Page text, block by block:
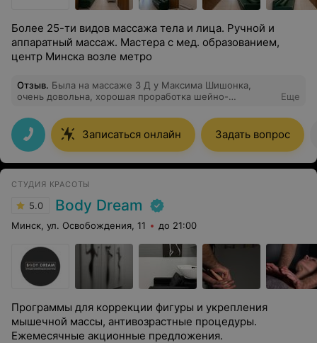
Более 25-ти видов массажа тела и лица. Ручной и
аппаратный массаж. Мастера с мед. образованием,
центр Минска возле метро
Отзыв. Была на массаже 3 Д у Максима Шишонка,
очень довольна, хорошая проработка шейно-
массажем головы и массажем лица дают потрясающий
эффект, после массажа лицо свежее и гладкое,
благодарю за труд!
Еще
Записаться онлайн Задать вопрос
СТУДИЯ КРАСОТЫ
5.0 Body Dream
Минск, ул. Освобождения, 11 до 21:00
Программы для коррекции фигуры и укрепления
мышечной массы, антивозрастные процедуры.
Ежемесячные акционные предложения.